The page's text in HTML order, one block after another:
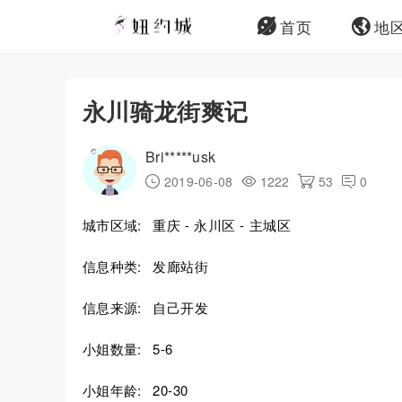
首页 地
永川骑龙街爽记
Bri*****usk
2019-06-08 1222 53 0
城市区域: 重庆 - 永川区 - 主城区
信息种类: 发廊站街
信息来源: 自己开发
小姐数量: 5-6
小姐年龄: 20-30